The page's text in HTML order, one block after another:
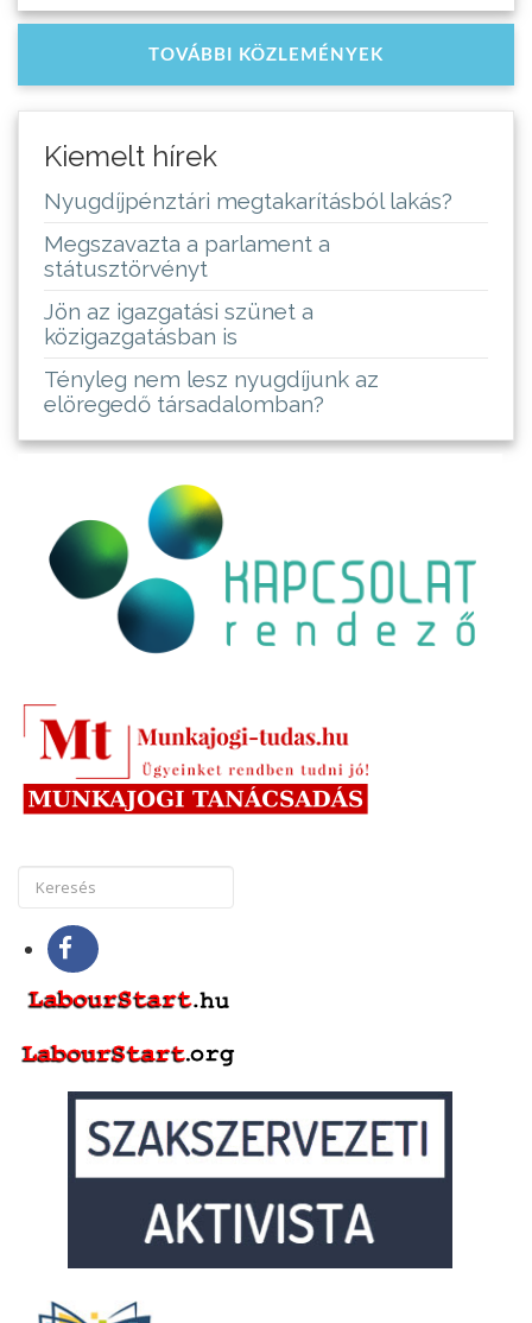
TOVÁBBI KÖZLEMÉNYEK
Kiemelt hírek
Nyugdíjpénztári megtakarításból lakás?
Megszavazta a parlament a
státusztörvényt
Jön az igazgatási szünet a
közigazgatásban is
Tényleg nem lesz nyugdíjunk az
elöregedő társadalomban?